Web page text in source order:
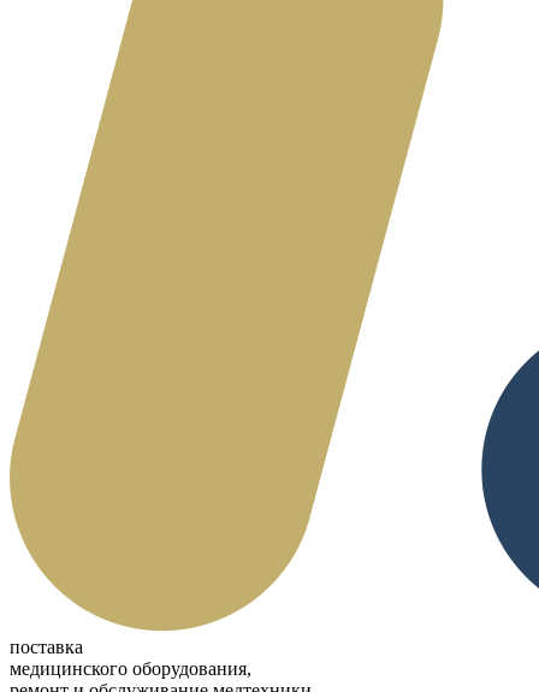
поставка
медицинского оборудования,